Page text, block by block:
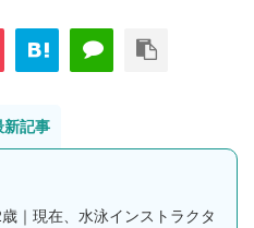
新記事
｜現在、水泳インストラクタ